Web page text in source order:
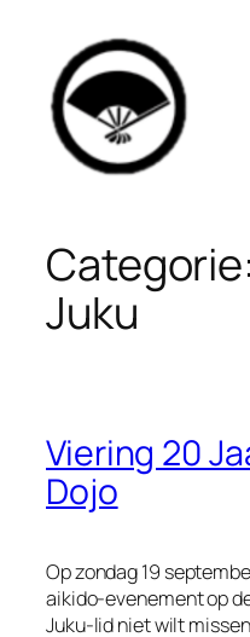
inhoud
Categorie:
Juku
Viering 20
Dojo
Op zondag 19
aikido-evenement op
Juku-lid niet wilt